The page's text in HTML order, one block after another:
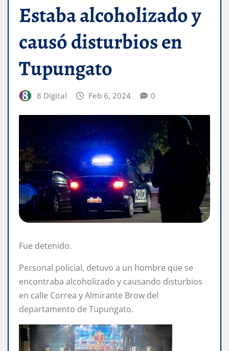
Estaba alcoholizado y
causó disturbios en
Tupungato
8 Digital Feb 6, 2024 0
Fue detenido.
Personal policial, detuvo a un hombre que se
encontraba alcoholizado y causando disturbios
en calle Correa y Almirante Brow del
departamento de Tupungato.